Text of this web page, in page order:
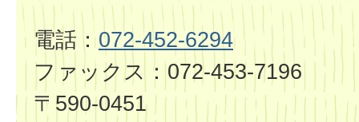
電話：072-452-6294
ファックス：072-453-7196
〒590-0451